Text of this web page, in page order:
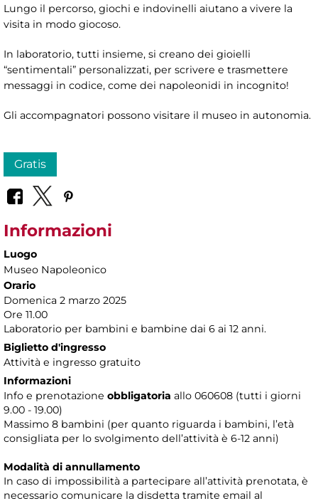
Lungo il percorso, giochi e indovinelli aiutano a vivere la
visita in modo giocoso.
In laboratorio, tutti insieme, si creano dei gioielli
“sentimentali” personalizzati, per scrivere e trasmettere
messaggi in codice, come dei napoleonidi in incognito!
Gli accompagnatori possono visitare il museo in autonomia.
Gratis
Informazioni
Luogo
Museo Napoleonico
Orario
Domenica 2 marzo 2025
Ore 11.00
Laboratorio per bambini e bambine dai 6 ai 12 anni.
Biglietto d'ingresso
Attività e ingresso gratuito
Informazioni
Info e prenotazione obbligatoria allo 060608 (tutti i giorni
9.00 - 19.00)
Massimo 8 bambini (per quanto riguarda i bambini, l’età
consigliata per lo svolgimento dell’attività è 6-12 anni)
Modalità di annullamento
In caso di impossibilità a partecipare all’attività prenotata, è
necessario comunicare la disdetta tramite email al